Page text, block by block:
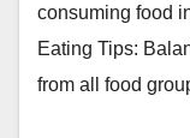
consuming food
Eating Tips:
from all food